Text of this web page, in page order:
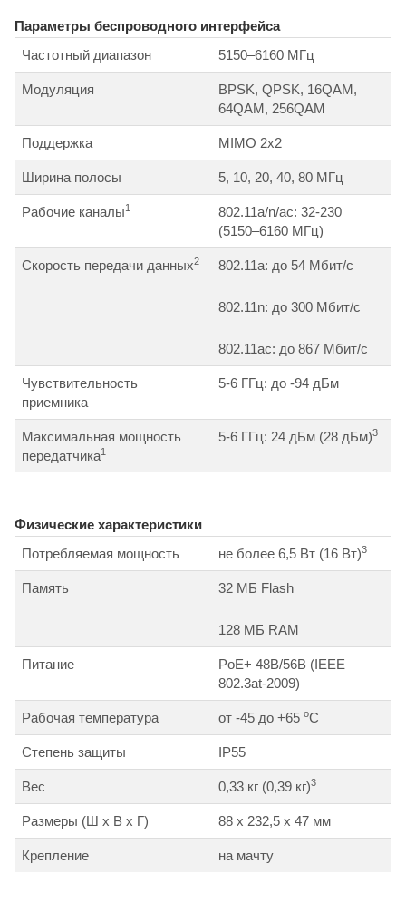
Параметры беспроводного интерфейса
Частотный диапазон
5150–6160 МГц
Модуляция
BPSK, QPSK, 16QAM,
64QAM, 256QAM
Поддержка MIMO 2х2
Ширина полосы 5, 10, 20, 40, 80 МГц
Рабочие каналы1
802.11a/n/ac: 32-230
(5150–6160 МГц)
Скорость передачи данных2 802.11a: до 54 Мбит/с
802.11n: до 300 Мбит/с
802.11ac: до 867 Мбит/c
Чувствительность
приемника
5-6 ГГц: до -94 дБм
Максимальная мощность
передатчика1
5-6 ГГц: 24 дБм (28 дБм)3
Физические характеристики
Потребляемая мощность
не более 6,5 Вт (16 Вт)3
Память 32 MБ Flash
128 MБ RAM
Питание
PoE+ 48В/56В (IEEE
802.3at-2009)
Рабочая температура от -45 до +65 оС
Степень защиты IP55
Вес 0,33 кг (0,39 кг)3
Размеры (Ш x В x Г) 88 x 232,5 x 47 мм
Крепление на мачту